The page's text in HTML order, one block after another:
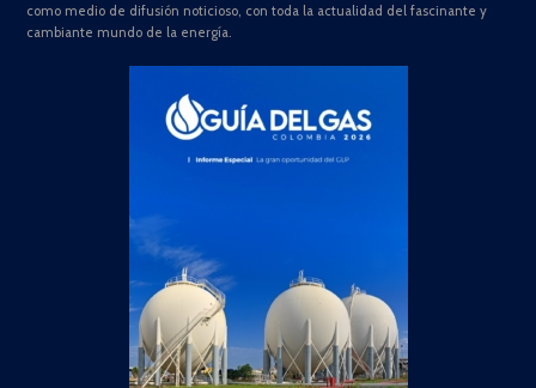
como medio de difusión noticioso, con toda la actualidad del fascinante y
cambiante mundo de la energía.